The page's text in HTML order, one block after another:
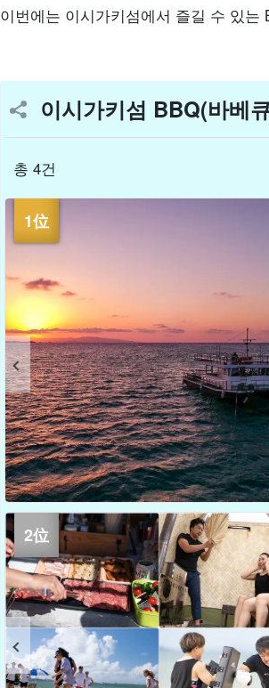
이번에는 이시가키섬에서 즐길 수 있는
이시가키섬 BBQ(바베
총 4건